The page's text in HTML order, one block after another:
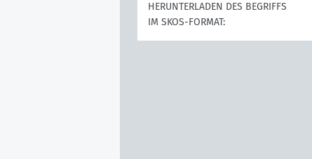
HERUNTERLADEN DES BEGRIFFS
IM SKOS-FORMAT: